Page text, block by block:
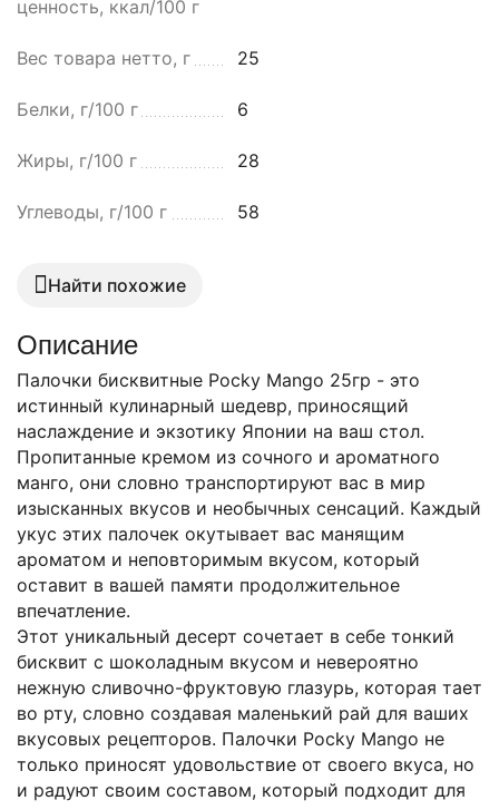
ценность, ккал/100 г
Вес товара нетто, г 25
Белки, г/100 г 6
Жиры, г/100 г 28
Углеводы, г/100 г 58
Найти похожие
Описание
Палочки бисквитные Pocky Mango 25гр - это
истинный кулинарный шедевр, приносящий
наслаждение и экзотику Японии на ваш стол.
Пропитанные кремом из сочного и ароматного
манго, они словно транспортируют вас в мир
изысканных вкусов и необычных сенсаций. Каждый
укус этих палочек окутывает вас манящим
ароматом и неповторимым вкусом, который
оставит в вашей памяти продолжительное
впечатление.
Этот уникальный десерт сочетает в себе тонкий
бисквит с шоколадным вкусом и невероятно
нежную сливочно-фруктовую глазурь, которая тает
во рту, словно создавая маленький рай для ваших
вкусовых рецепторов. Палочки Pocky Mango не
только приносят удовольствие от своего вкуса, но
и радуют своим составом, который подходит для